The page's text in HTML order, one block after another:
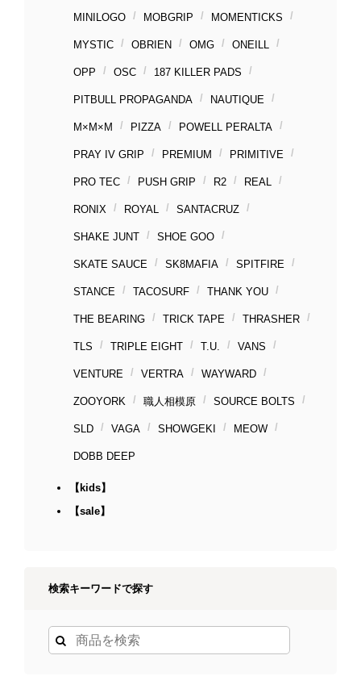
MINILOGO MOBGRIP MOMENTICKS
MYSTIC OBRIEN OMG ONEILL
OPP OSC 187 KILLER PADS
PITBULL PROPAGANDA NAUTIQUE
M×M×M PIZZA POWELL PERALTA
PRAY IV GRIP PREMIUM PRIMITIVE
PRO TEC PUSH GRIP R2 REAL
RONIX ROYAL SANTACRUZ
SHAKE JUNT SHOE GOO
SKATE SAUCE SK8MAFIA SPITFIRE
STANCE TACOSURF THANK YOU
THE BEARING TRICK TAPE THRASHER
TLS TRIPLE EIGHT T.U. VANS
VENTURE VERTRA WAYWARD
ZOOYORK 職人相模原 SOURCE BOLTS
SLD VAGA SHOWGEKI MEOW
DOBB DEEP
【kids】
【sale】
検索キーワードで探す